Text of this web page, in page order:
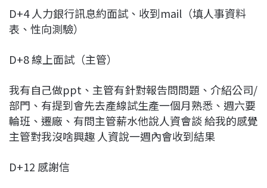
D+4 人力銀行訊息約面試、收到mail（填人事資料
表、性向測驗）
D+8 線上面試（主管）
我有自己做ppt、主管有針對報告問問題、介紹公司/
部門、有提到會先去產線試生產一個月熟悉、週六要
輪班、遷廠、有問主管薪水他說人資會談 給我的感覺
主管對我沒啥興趣 人資說一週內會收到結果
D+12 感謝信